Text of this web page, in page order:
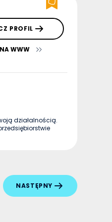
PROFIL
WWW
działalnością.
NASTĘPNY